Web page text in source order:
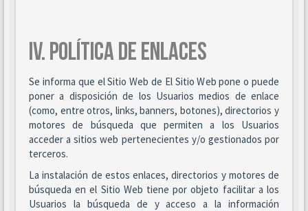
IV. POLÍTICA DE ENLACES
Se informa que el Sitio Web de El Sitio Web pone o puede
poner a disposición de los Usuarios medios de enlace
(como, entre otros, links, banners, botones), directorios y
motores de búsqueda que permiten a los Usuarios
acceder a sitios web pertenecientes y/o gestionados por
terceros.
La instalación de estos enlaces, directorios y motores de
búsqueda en el Sitio Web tiene por objeto facilitar a los
Usuarios la búsqueda de y acceso a la información